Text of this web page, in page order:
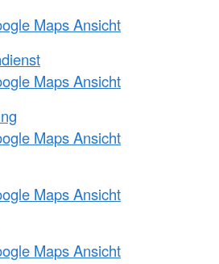
Maps Ansicht
Maps Ansicht
Maps Ansicht
Maps Ansicht
Maps Ansicht